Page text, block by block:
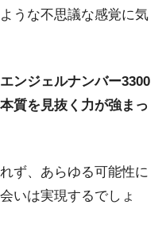
うな不思議な感覚に気
ンジェルナンバー3300
質を見抜く力が強まっ
ず、あらゆる可能性に
いは実現するでしょ